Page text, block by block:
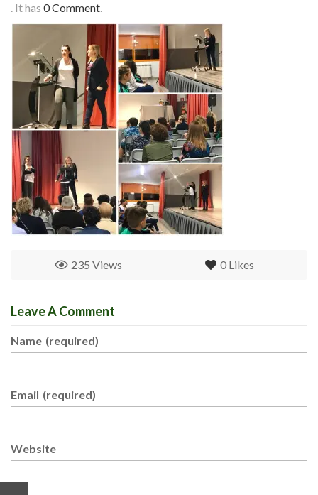
. It has 0 Comment.
0 Likes
235 Views
Leave A Comment
Name (required)
Email (required)
Website